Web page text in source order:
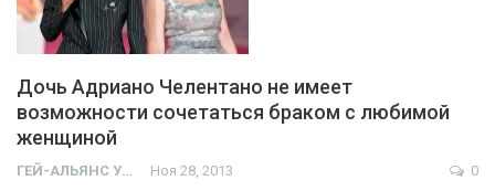
Дочь Адриано Челентано не имеет
возможности сочетаться браком с любимой
женщиной
ГЕЙ-АЛЬЯНС УКРАИНА Ноя 28, 2013
0